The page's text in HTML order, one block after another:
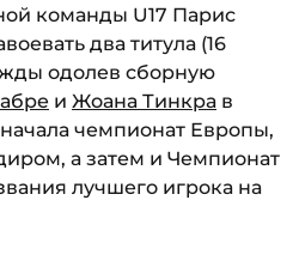
команды U17 Парис
два титула (16
одолев сборную
и Жоана Тинкра в
чемпионат Европы,
а затем и Чемпионат
лучшего игрока на